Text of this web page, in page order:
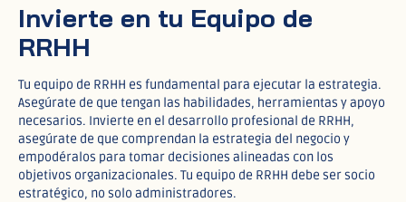
Invierte en tu Equipo de
RRHH
Tu equipo de RRHH es fundamental para ejecutar la estrategia.
Asegúrate de que tengan las habilidades, herramientas y apoyo
necesarios. Invierte en el desarrollo profesional de RRHH,
asegúrate de que comprendan la estrategia del negocio y
empodéralos para tomar decisiones alineadas con los
objetivos organizacionales. Tu equipo de RRHH debe ser socio
estratégico, no solo administradores.